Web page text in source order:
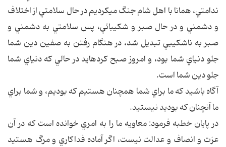
ندامتي، همانا با اهل شام جنگ مي‎كرديم در حال سلامتي از اختلاف
و دشمني و در حال صبر و شكيبائي، پس سلامتي به دشمني و
صبر به ناشكيبي تبديل شد، در هنگام رفتن به صفين دين شما
جلو دنياي شما بود، و امروز صبح كرده‎ايد در حالي كه دنياي شما
جلو دين شما است.
آگاه باشيد كه ما براي شما همچنان هستيم كه بوديم، و شما براي
ما آنچنان كه بوديد نيستيد.
در پايان خطبه فرمود: معاويه ما را به امري خوانده است كه در آن
عزت و انصاف و عدالت نيست، اگر آماده فداكاري و مرگ هستيد